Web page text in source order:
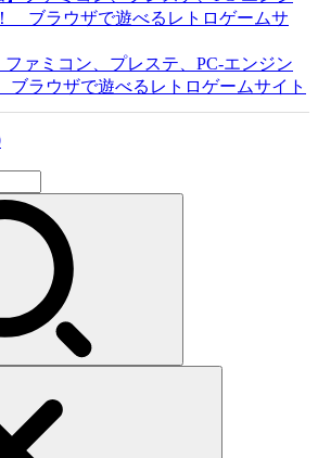
ファミコン、プレステ、PC-エンジン
ラウザで遊べるレトロゲームサイト